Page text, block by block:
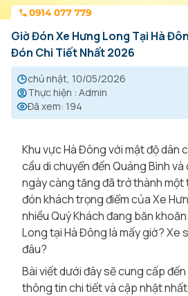
Giờ Đón Xe Hưng Long Tại Hà
Đón Chi Tiết Nhất 2026
chủ nhật, 10/05/2026
Thực hiện : Admin
Đã xem: 194
Khu vực Hà Đông với mật độ dân
cầu di chuyển đến Quảng Bình
ngày càng tăng đã trở thành
đón khách trọng điểm của Xe
nhiều Quý Khách đang băn
Long tại Hà Đông là mấy giờ? Xe
đâu?
Bài viết dưới đây sẽ cung cấp
thông tin chi tiết và cập nhật